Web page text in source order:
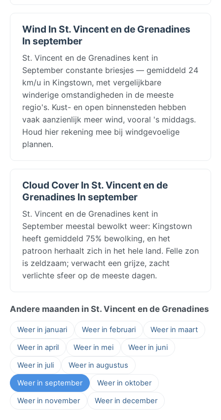
Wind In St. Vincent en de Grenadines
In september
St. Vincent en de Grenadines kent in
September constante briesjes — gemiddeld 24
km/u in Kingstown, met vergelijkbare
winderige omstandigheden in de meeste
regio's. Kust- en open binnensteden hebben
vaak aanzienlijk meer wind, vooral 's middags.
Houd hier rekening mee bij windgevoelige
plannen.
Cloud Cover In St. Vincent en de
Grenadines In september
St. Vincent en de Grenadines kent in
September meestal bewolkt weer: Kingstown
heeft gemiddeld 75% bewolking, en het
patroon herhaalt zich in het hele land. Felle zon
is zeldzaam; verwacht een grijze, zacht
verlichte sfeer op de meeste dagen.
Andere maanden in St. Vincent en de Grenadines
Weer in januari Weer in februari
Weer in maart
Weer in april
Weer in mei
Weer in juni
Weer in juli
Weer in augustus
Weer in september
Weer in oktober
Weer in november
Weer in december